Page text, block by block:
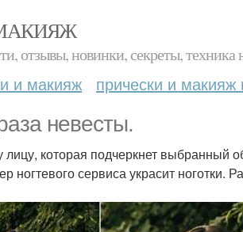
отзывы, новинки, секреты, техника
и макияж прически и
невесты.
которая подчеркнет выбранный
ногтевого сервиса украсит ноготки.